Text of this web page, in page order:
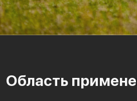
Область